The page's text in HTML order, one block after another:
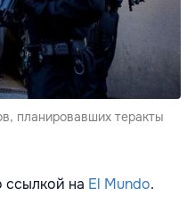
планировавших теракты
ссылкой на El Mundo.